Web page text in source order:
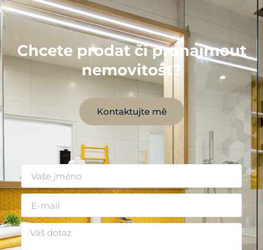
Chcete prodat či pronajmout
nemovitost?
Kontaktujte mě